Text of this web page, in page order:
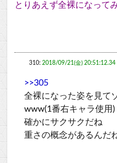
とりあえず全裸になって
310: 2018/09/21(金) 20:51:12.34
>>305
全裸になった姿を見て
www(1番右キャラ使用)
確かにサクサクだね
重さの概念があるんだ